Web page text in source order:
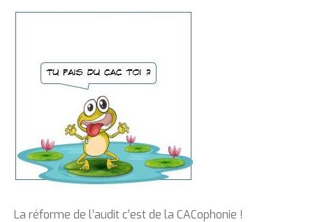
La réforme de l’audit c’est de la CACophonie !